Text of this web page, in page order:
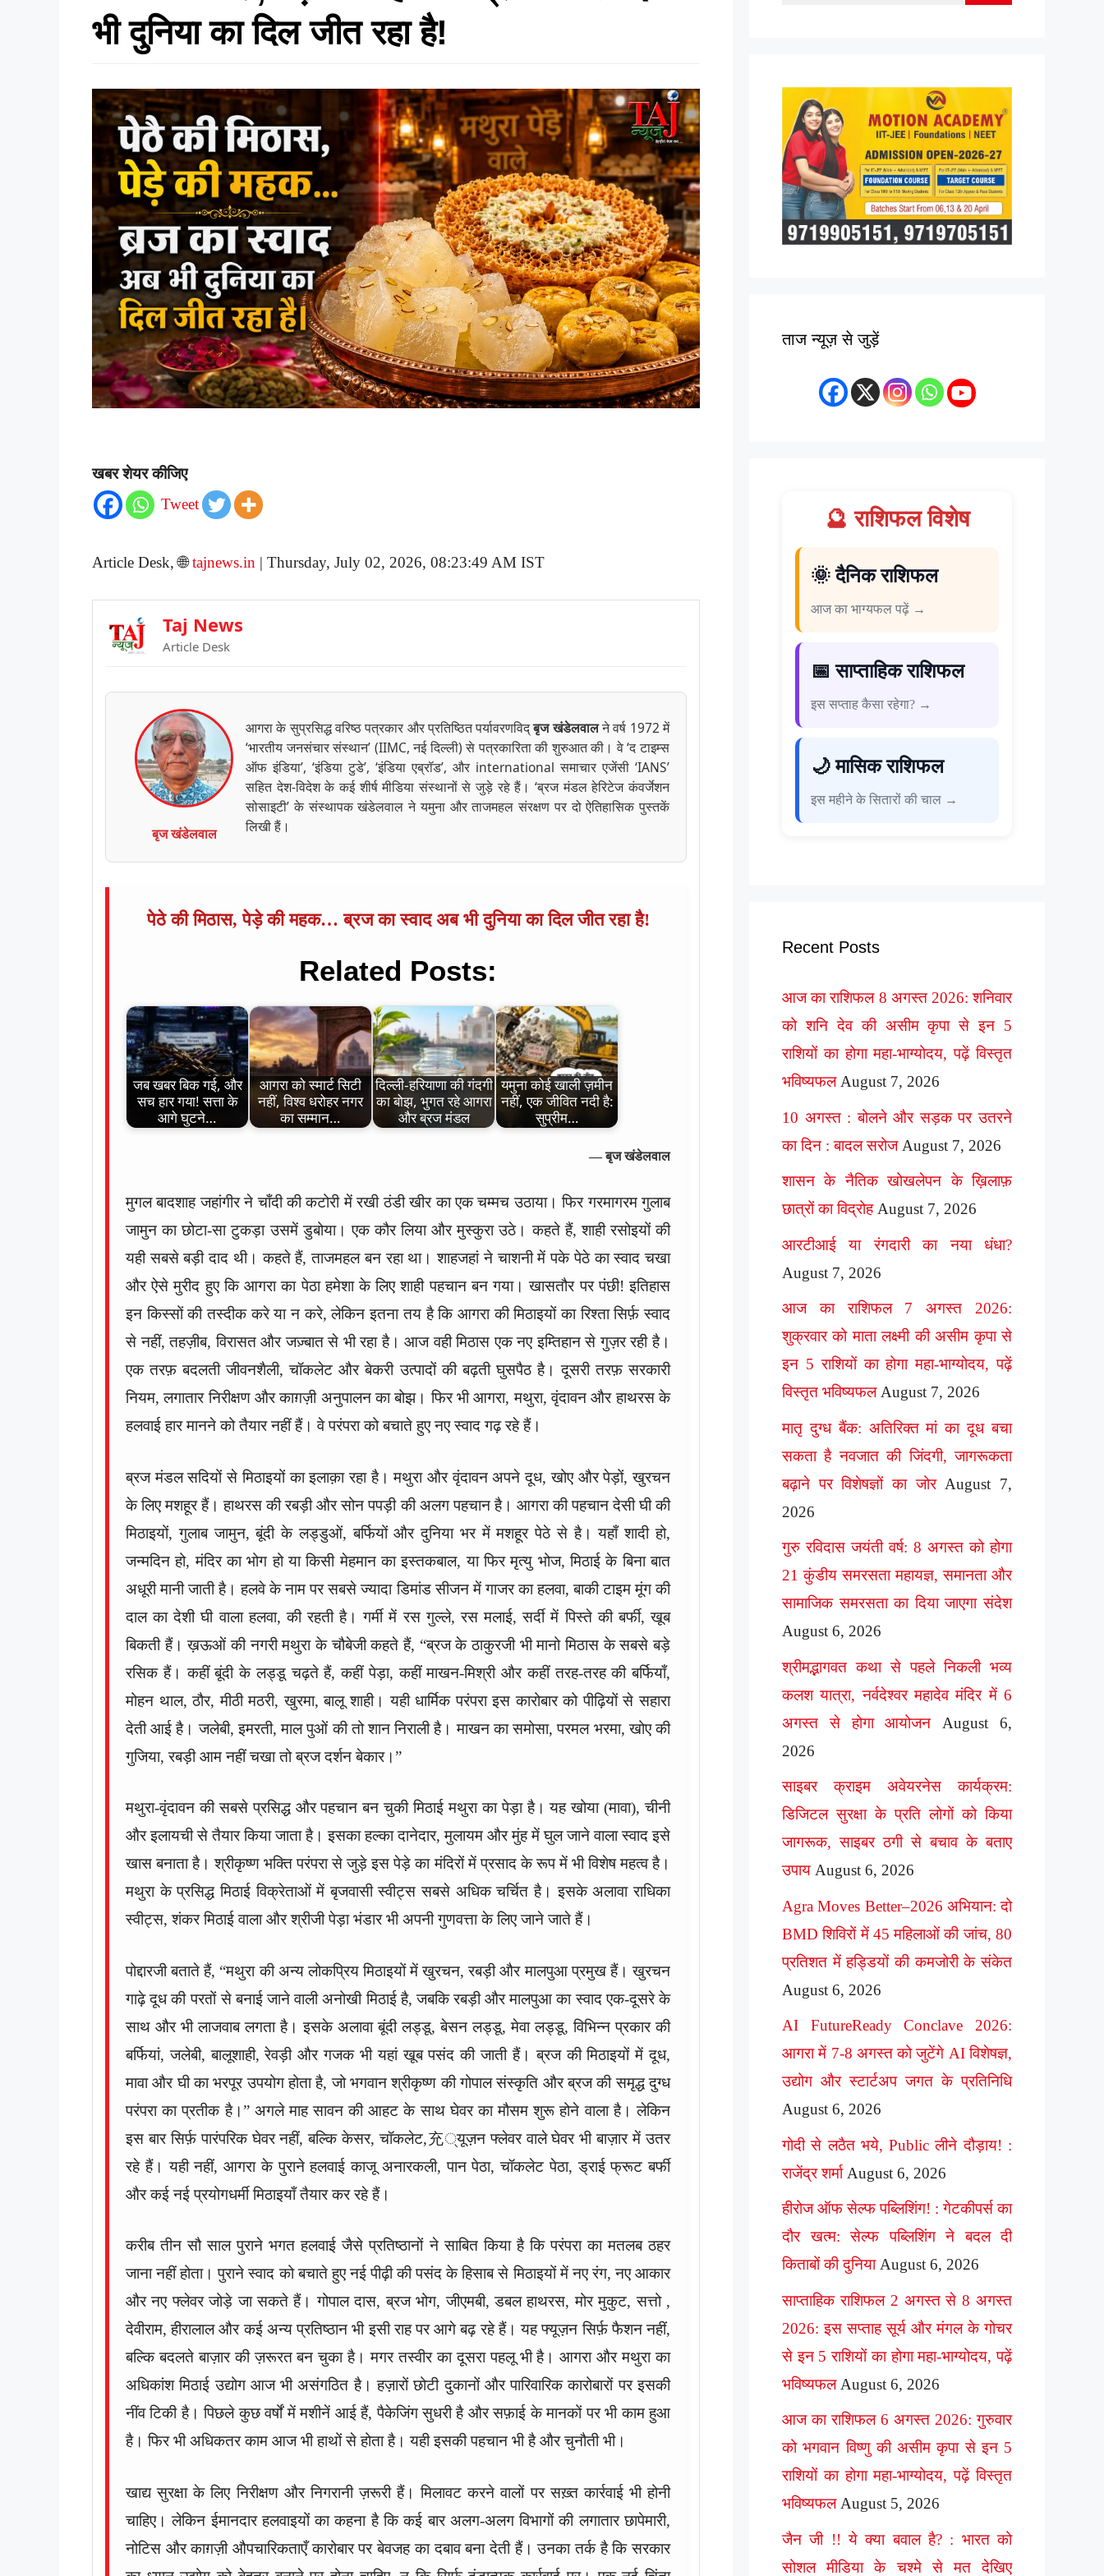
भी दुनिया का दिल जीत रहा है!
खबर शेयर कीजिए
Tweet
Article Desk, 🌐tajnews.in | Thursday, July 02, 2026, 08:23:49 AM IST
Taj News
Article Desk
बृज खंडेलवाल
आगरा के सुप्रसिद्ध वरिष्ठ पत्रकार और प्रतिष्ठित पर्यावरणविद्बृज खंडेलवालने वर्ष 1972 में
‘भारतीय जनसंचार संस्थान’ (IIMC, नई दिल्ली) से पत्रकारिता की शुरुआत की। वे ‘द टाइम्स
ऑफ इंडिया’, ‘इंडिया टुडे’, ‘इंडिया एब्रॉड’, और international समाचार एजेंसी ‘IANS’
सहित देश-विदेश के कई शीर्ष मीडिया संस्थानों से जुड़े रहे हैं। ‘ब्रज मंडल हेरिटेज कंवर्जेशन
सोसाइटी’ के संस्थापक खंडेलवाल ने यमुना और ताजमहल संरक्षण पर दो ऐतिहासिक पुस्तकें
लिखी हैं।
पेठे की मिठास, पेड़े की महक… ब्रज का स्वाद अब भी दुनिया का दिल जीत रहा है!
Related Posts:
जब खबर बिक गई, और
सच हार गया! सत्ता के
आगे घुटने…
आगरा को स्मार्ट सिटी
नहीं, विश्व धरोहर नगर
का सम्मान…
दिल्ली-हरियाणा की गंदगी
का बोझ, भुगत रहे आगरा
और ब्रज मंडल
यमुना कोई खाली ज़मीन
नहीं, एक जीवित नदी है:
सुप्रीम…
— बृज खंडेलवाल
मुगल बादशाह जहांगीर ने चाँदी की कटोरी में रखी ठंडी खीर का एक चम्मच उठाया। फिर गरमागरम गुलाब
जामुन का छोटा-सा टुकड़ा उसमें डुबोया। एक कौर लिया और मुस्कुरा उठे। कहते हैं, शाही रसोइयों की
यही सबसे बड़ी दाद थी। कहते हैं, ताजमहल बन रहा था। शाहजहां ने चाशनी में पके पेठे का स्वाद चखा
और ऐसे मुरीद हुए कि आगरा का पेठा हमेशा के लिए शाही पहचान बन गया। खासतौर पर पंछी! इतिहास
इन किस्सों की तस्दीक करे या न करे, लेकिन इतना तय है कि आगरा की मिठाइयों का रिश्ता सिर्फ़ स्वाद
से नहीं, तहज़ीब, विरासत और जज़्बात से भी रहा है। आज वही मिठास एक नए इम्तिहान से गुज़र रही है।
एक तरफ़ बदलती जीवनशैली, चॉकलेट और बेकरी उत्पादों की बढ़ती घुसपैठ है। दूसरी तरफ़ सरकारी
नियम, लगातार निरीक्षण और काग़ज़ी अनुपालन का बोझ। फिर भी आगरा, मथुरा, वृंदावन और हाथरस के
हलवाई हार मानने को तैयार नहीं हैं। वे परंपरा को बचाते हुए नए स्वाद गढ़ रहे हैं।
ब्रज मंडल सदियों से मिठाइयों का इलाक़ा रहा है। मथुरा और वृंदावन अपने दूध, खोए और पेड़ों, खुरचन
के लिए मशहूर हैं। हाथरस की रबड़ी और सोन पपड़ी की अलग पहचान है। आगरा की पहचान देसी घी की
मिठाइयों, गुलाब जामुन, बूंदी के लड्डुओं, बर्फियों और दुनिया भर में मशहूर पेठे से है। यहाँ शादी हो,
जन्मदिन हो, मंदिर का भोग हो या किसी मेहमान का इस्तकबाल, या फिर मृत्यु भोज, मिठाई के बिना बात
अधूरी मानी जाती है। हलवे के नाम पर सबसे ज्यादा डिमांड सीजन में गाजर का हलवा, बाकी टाइम मूंग की
दाल का देशी घी वाला हलवा, की रहती है। गर्मी में रस गुल्ले, रस मलाई, सर्दी में पिस्ते की बर्फी, खूब
बिकती हैं। ख़ऊओं की नगरी मथुरा के चौबेजी कहते हैं, “ब्रज के ठाकुरजी भी मानो मिठास के सबसे बड़े
रसिक हैं। कहीं बूंदी के लड्डू चढ़ते हैं, कहीं पेड़ा, कहीं माखन-मिश्री और कहीं तरह-तरह की बर्फियाँ,
मोहन थाल, ठौर, मीठी मठरी, खुरमा, बालू शाही। यही धार्मिक परंपरा इस कारोबार को पीढ़ियों से सहारा
देती आई है। जलेबी, इमरती, माल पुओं की तो शान निराली है। माखन का समोसा, परमल भरमा, खोए की
गुजिया, रबड़ी आम नहीं चखा तो ब्रज दर्शन बेकार।”
मथुरा-वृंदावन की सबसे प्रसिद्ध और पहचान बन चुकी मिठाई मथुरा का पेड़ा है। यह खोया (मावा), चीनी
और इलायची से तैयार किया जाता है। इसका हल्का दानेदार, मुलायम और मुंह में घुल जाने वाला स्वाद इसे
खास बनाता है। श्रीकृष्ण भक्ति परंपरा से जुड़े इस पेड़े का मंदिरों में प्रसाद के रूप में भी विशेष महत्व है।
मथुरा के प्रसिद्ध मिठाई विक्रेताओं में बृजवासी स्वीट्स सबसे अधिक चर्चित है। इसके अलावा राधिका
स्वीट्स, शंकर मिठाई वाला और श्रीजी पेड़ा भंडार भी अपनी गुणवत्ता के लिए जाने जाते हैं।
पोद्दारजी बताते हैं, “मथुरा की अन्य लोकप्रिय मिठाइयों में खुरचन, रबड़ी और मालपुआ प्रमुख हैं। खुरचन
गाढ़े दूध की परतों से बनाई जाने वाली अनोखी मिठाई है, जबकि रबड़ी और मालपुआ का स्वाद एक-दूसरे के
साथ और भी लाजवाब लगता है। इसके अलावा बूंदी लड्डू, बेसन लड्डू, मेवा लड्डू, विभिन्न प्रकार की
बर्फियां, जलेबी, बालूशाही, रेवड़ी और गजक भी यहां खूब पसंद की जाती हैं। ब्रज की मिठाइयों में दूध,
मावा और घी का भरपूर उपयोग होता है, जो भगवान श्रीकृष्ण की गोपाल संस्कृति और ब्रज की समृद्ध दुग्ध
परंपरा का प्रतीक है।” अगले माह सावन की आहट के साथ घेवर का मौसम शुरू होने वाला है। लेकिन
इस बार सिर्फ़ पारंपरिक घेवर नहीं, बल्कि केसर, चॉकलेट,充्यूज़न फ्लेवर वाले घेवर भी बाज़ार में उतर
रहे हैं। यही नहीं, आगरा के पुराने हलवाई काजू अनारकली, पान पेठा, चॉकलेट पेठा, ड्राई फ्रूट बर्फी
और कई नई प्रयोगधर्मी मिठाइयाँ तैयार कर रहे हैं।
करीब तीन सौ साल पुराने भगत हलवाई जैसे प्रतिष्ठानों ने साबित किया है कि परंपरा का मतलब ठहर
जाना नहीं होता। पुराने स्वाद को बचाते हुए नई पीढ़ी की पसंद के हिसाब से मिठाइयों में नए रंग, नए आकार
और नए फ्लेवर जोड़े जा सकते हैं। गोपाल दास, ब्रज भोग, जीएमबी, डबल हाथरस, मोर मुकुट, सत्तो ,
देवीराम, हीरालाल और कई अन्य प्रतिष्ठान भी इसी राह पर आगे बढ़ रहे हैं। यह फ्यूज़न सिर्फ़ फैशन नहीं,
बल्कि बदलते बाज़ार की ज़रूरत बन चुका है। मगर तस्वीर का दूसरा पहलू भी है। आगरा और मथुरा का
अधिकांश मिठाई उद्योग आज भी असंगठित है। हज़ारों छोटी दुकानों और पारिवारिक कारोबारों पर इसकी
नींव टिकी है। पिछले कुछ वर्षों में मशीनें आई हैं, पैकेजिंग सुधरी है और सफ़ाई के मानकों पर भी काम हुआ
है। फिर भी अधिकतर काम आज भी हाथों से होता है। यही इसकी पहचान भी है और चुनौती भी।
खाद्य सुरक्षा के लिए निरीक्षण और निगरानी ज़रूरी हैं। मिलावट करने वालों पर सख़्त कार्रवाई भी होनी
चाहिए। लेकिन ईमानदार हलवाइयों का कहना है कि कई बार अलग-अलग विभागों की लगातार छापेमारी,
नोटिस और काग़ज़ी औपचारिकताएँ कारोबार पर बेवजह का दबाव बना देती हैं। उनका तर्क है कि सरकार
ताज न्यूज़ से जुड़ें
🔮 राशिफल विशेष
🌞 दैनिक राशिफल
आज का भाग्यफल पढ़ें →
📅 साप्ताहिक राशिफल
इस सप्ताह कैसा रहेगा? →
🌙 मासिक राशिफल
इस महीने के सितारों की चाल →
Recent Posts
आज का राशिफल 8 अगस्त 2026: शनिवार
को शनि देव की असीम कृपा से इन 5
राशियों का होगा महा-भाग्योदय, पढ़ें विस्तृत
भविष्यफल August 7, 2026
10 अगस्त : बोलने और सड़क पर उतरने
का दिन : बादल सरोज August 7, 2026
शासन के नैतिक खोखलेपन के ख़िलाफ़
छात्रों का विद्रोह August 7, 2026
आरटीआई या रंगदारी का नया धंधा?
August 7, 2026
आज का राशिफल 7 अगस्त 2026:
शुक्रवार को माता लक्ष्मी की असीम कृपा से
इन 5 राशियों का होगा महा-भाग्योदय, पढ़ें
विस्तृत भविष्यफल August 7, 2026
मातृ दुग्ध बैंक: अतिरिक्त मां का दूध बचा
सकता है नवजात की जिंदगी, जागरूकता
बढ़ाने पर विशेषज्ञों का जोर August 7,
2026
गुरु रविदास जयंती वर्ष: 8 अगस्त को होगा
21 कुंडीय समरसता महायज्ञ, समानता और
सामाजिक समरसता का दिया जाएगा संदेश
August 6, 2026
श्रीमद्भागवत कथा से पहले निकली भव्य
कलश यात्रा, नर्वदेश्वर महादेव मंदिर में 6
अगस्त से होगा आयोजन
August 6,
2026
साइबर क्राइम अवेयरनेस कार्यक्रम:
डिजिटल सुरक्षा के प्रति लोगों को किया
जागरूक, साइबर ठगी से बचाव के बताए
उपाय August 6, 2026
Agra Moves Better–2026 अभियान: दो
BMD शिविरों में 45 महिलाओं की जांच, 80
प्रतिशत में हड्डियों की कमजोरी के संकेत
August 6, 2026
AI FutureReady Conclave 2026:
आगरा में 7-8 अगस्त को जुटेंगे AI विशेषज्ञ,
उद्योग और स्टार्टअप जगत के प्रतिनिधि
August 6, 2026
गोदी से लठैत भये, Public लीने दौड़ाय! :
राजेंद्र शर्मा August 6, 2026
हीरोज ऑफ सेल्फ पब्लिशिंग! : गेटकीपर्स का
दौर खत्म: सेल्फ पब्लिशिंग ने बदल दी
किताबों की दुनिया August 6, 2026
साप्ताहिक राशिफल 2 अगस्त से 8 अगस्त
2026: इस सप्ताह सूर्य और मंगल के गोचर
से इन 5 राशियों का होगा महा-भाग्योदय, पढ़ें
भविष्यफल August 6, 2026
आज का राशिफल 6 अगस्त 2026: गुरुवार
को भगवान विष्णु की असीम कृपा से इन 5
राशियों का होगा महा-भाग्योदय, पढ़ें विस्तृत
भविष्यफल August 5, 2026
जैन जी !! ये क्या बवाल है? : भारत को
सोशल मीडिया के चश्मे से मत देखिए